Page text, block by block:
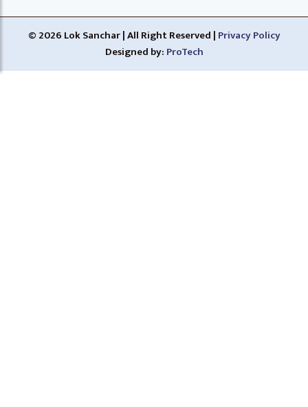
© 2026 Lok Sanchar | All Right Reserved | Privacy Policy
Designed by: ProTech